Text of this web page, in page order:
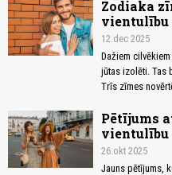
Zodiaka
vientulību
12.dec 2025
Dažiem
jūtas izolēti. Tas
Trīs zīmes
Pētījums
vientulību
26.okt 2025
Jauns pētījums,